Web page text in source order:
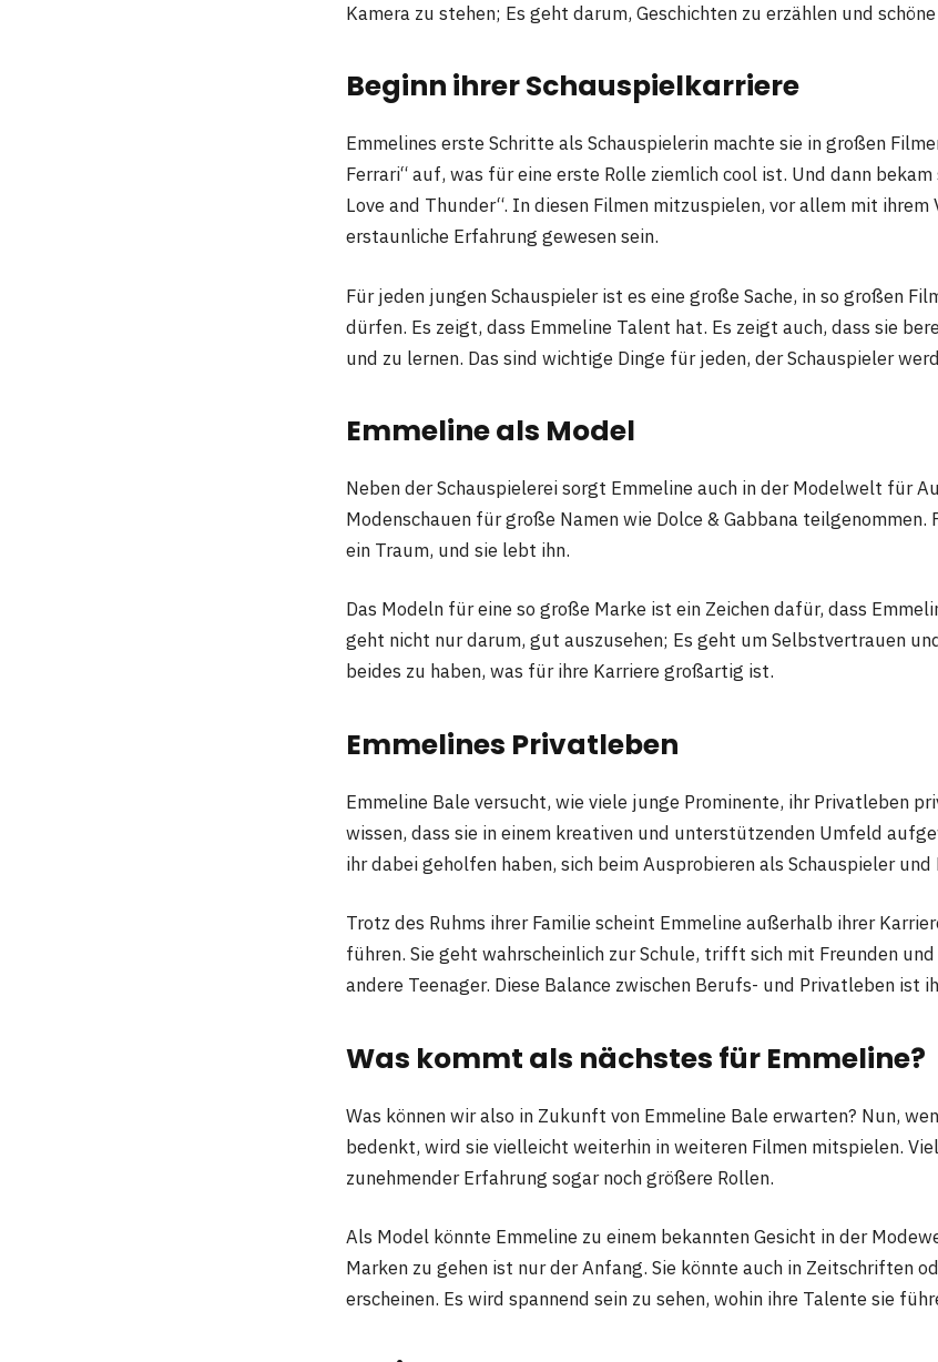
Kamera zu stehen; Es geht darum, Geschichten zu erzählen und
Beginn ihrer Schauspielkarriere
Emmelines erste Schritte als Schauspielerin machte sie in großen
Ferrari“ auf, was für eine erste Rolle ziemlich cool ist. Und dann bekam
Love and Thunder“. In diesen Filmen mitzuspielen, vor allem mit ihrem
erstaunliche Erfahrung gewesen sein.
Für jeden jungen Schauspieler ist es eine große Sache, in so großen
dürfen. Es zeigt, dass Emmeline Talent hat. Es zeigt auch, dass sie
und zu lernen. Das sind wichtige Dinge für jeden, der Schauspieler
Emmeline als Model
Neben der Schauspielerei sorgt Emmeline auch in der Modelwelt für
Modenschauen für große Namen wie Dolce & Gabbana teilgenommen.
ein Traum, und sie lebt ihn.
Das Modeln für eine so große Marke ist ein Zeichen dafür, dass
geht nicht nur darum, gut auszusehen; Es geht um Selbstvertrauen
beides zu haben, was für ihre Karriere großartig ist.
Emmelines Privatleben
Emmeline Bale versucht, wie viele junge Prominente, ihr Privatleben
wissen, dass sie in einem kreativen und unterstützenden Umfeld
ihr dabei geholfen haben, sich beim Ausprobieren als Schauspieler
Trotz des Ruhms ihrer Familie scheint Emmeline außerhalb ihrer
führen. Sie geht wahrscheinlich zur Schule, trifft sich mit Freunden
andere Teenager. Diese Balance zwischen Berufs- und Privatleben ist
Was kommt als nächstes für Emmeline?
Was können wir also in Zukunft von Emmeline Bale erwarten? Nun,
bedenkt, wird sie vielleicht weiterhin in weiteren Filmen mitspielen.
zunehmender Erfahrung sogar noch größere Rollen.
Als Model könnte Emmeline zu einem bekannten Gesicht in der
Marken zu gehen ist nur der Anfang. Sie könnte auch in Zeitschriften
erscheinen. Es wird spannend sein zu sehen, wohin ihre Talente sie